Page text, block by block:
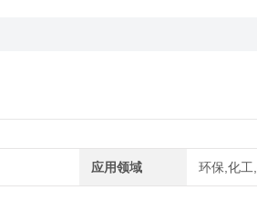
应用领域 环保,化工